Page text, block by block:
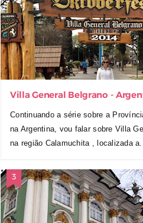
Villa General Belgrano -
Continuando a série sobre a
na Argentina, vou falar sobre Villa
na região Calamuchita , localizada